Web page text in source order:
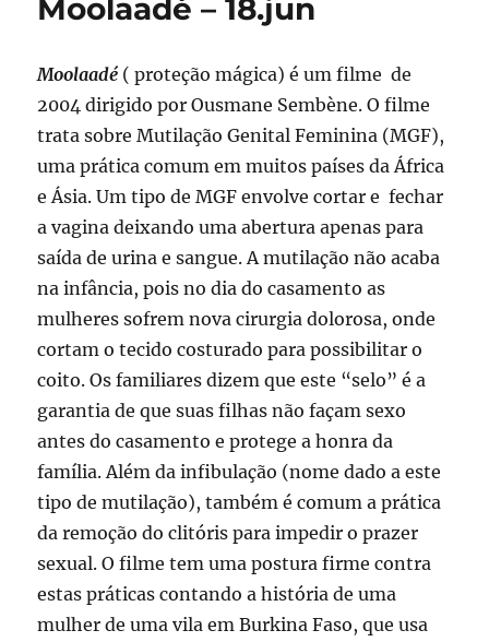
Moolaadé – 18.jun
Moolaadé ( proteção mágica) é um filme de
2004 dirigido por Ousmane Sembène. O filme
trata sobre Mutilação Genital Feminina (MGF),
uma prática comum em muitos países da África
e Ásia. Um tipo de MGF envolve cortar e fechar
a vagina deixando uma abertura apenas para
saída de urina e sangue. A mutilação não acaba
na infância, pois no dia do casamento as
mulheres sofrem nova cirurgia dolorosa, onde
cortam o tecido costurado para possibilitar o
coito. Os familiares dizem que este “selo” é a
garantia de que suas filhas não façam sexo
antes do casamento e protege a honra da
família. Além da infibulação (nome dado a este
tipo de mutilação), também é comum a prática
da remoção do clitóris para impedir o prazer
sexual. O filme tem uma postura firme contra
estas práticas contando a história de uma
mulher de uma vila em Burkina Faso, que usa